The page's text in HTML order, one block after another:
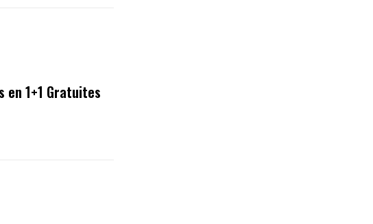
en 1+1 Gratuites